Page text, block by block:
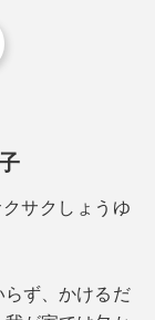
わったら、手
す。
くるには、凍
以外、塩分や
まれているの
サクしょうゆ
ず、かけるだ